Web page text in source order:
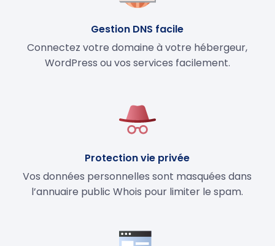
Gestion DNS facile
Connectez votre domaine à votre hébergeur,
WordPress ou vos services facilement.
Protection vie privée
Vos données personnelles sont masquées dans
l’annuaire public Whois pour limiter le spam.